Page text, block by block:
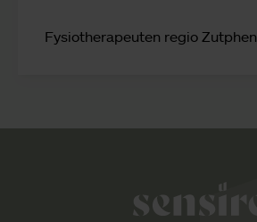
Fysiotherapeuten regio Zutphen